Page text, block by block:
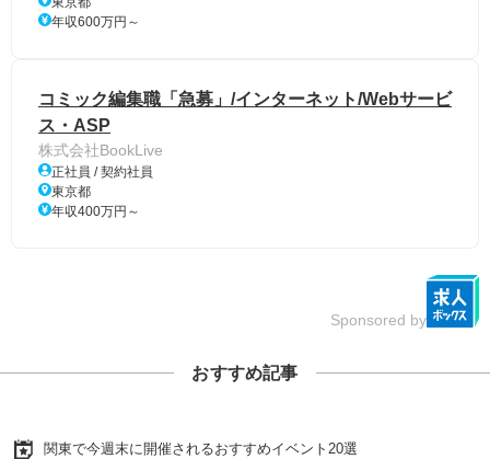
年収600万円～
コミック編集職「急募」/インターネット/Webサービ
ス・ASP
株式会社BookLive
正社員 / 契約社員
東京都
年収400万円～
Sponsored by
おすすめ記事
関東で今週末に開催されるおすすめイベント20選